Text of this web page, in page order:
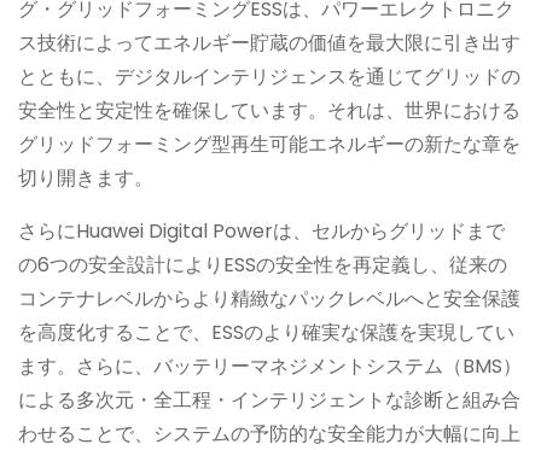
グ・グリッドフォーミングESSは、パワーエレクトロニク
ス技術によってエネルギー貯蔵の価値を最大限に引き出す
とともに、デジタルインテリジェンスを通じてグリッドの
安全性と安定性を確保しています。それは、世界における
グリッドフォーミング型再生可能エネルギーの新たな章を
切り開きます。
さらにHuawei Digital Powerは、セルからグリッドまで
の6つの安全設計によりESSの安全性を再定義し、従来の
コンテナレベルからより精緻なパックレベルへと安全保護
を高度化することで、ESSのより確実な保護を実現してい
ます。さらに、バッテリーマネジメントシステム（BMS）
による多次元・全工程・インテリジェントな診断と組み合
わせることで、システムの予防的な安全能力が大幅に向上